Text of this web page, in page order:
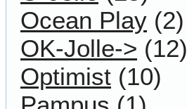
Ocean Play (2)
OK-Jolle-> (12)
Optimist (10)